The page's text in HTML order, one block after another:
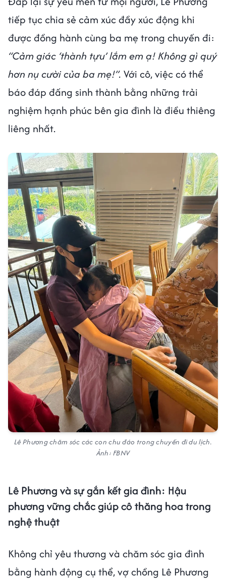
tiếp tục chia sẻ cảm xúc đầy xúc động khi
được đồng hành cùng ba mẹ trong chuyến đi:
“Cảm giác ‘thành tựu’ lắm em ạ! Không gì quý
hơn nụ cười của ba mẹ!”. Với cô, việc có thể
báo đáp đấng sinh thành bằng những trải
nghiệm hạnh phúc bên gia đình là điều thiêng
liêng nhất.
Lê Phương chăm sóc các con chu đáo trong chuyến đi du lịch.
Ảnh: FBNV
Lê Phương và sự gắn kết gia đình: Hậu
phương vững chắc giúp cô thăng hoa trong
nghệ thuật
Không chỉ yêu thương và chăm sóc gia đình
bằng hành động cụ thể, vợ chồng Lê Phương